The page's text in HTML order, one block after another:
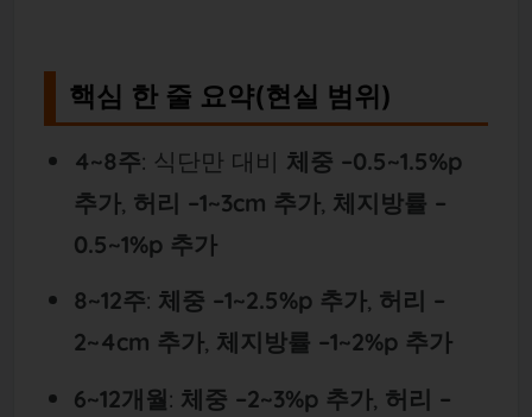
핵심 한 줄 요약(현실 범위)
4~8주: 식단만 대비 체중 –0.5~1.5%p
추가, 허리 –1~3cm 추가, 체지방률 –
0.5~1%p 추가
8~12주: 체중 –1~2.5%p 추가, 허리 –
2~4cm 추가, 체지방률 –1~2%p 추가
6~12개월: 체중 –2~3%p 추가, 허리 –